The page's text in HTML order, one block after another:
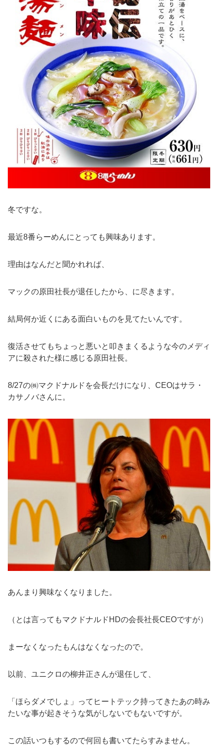
冬ですな。
最近8番らーめんにとっても興味あります。
理由はなんだと聞かれれば、
マックの原田社長が退任したから、に尽きます。
結局何か近くにある面白いものを見てたいんです。
復活させてもちょっと悪いと叩きまくるような今のメディ
アに殺された様に感じる原田社長。
8/27の㈱マクドナルドを会長だけになり、CEOはサラ・
カサノバさんに。
あんまり興味なくなりました。
（とは言ってもマクドナルドHDの会長社長CEOですが）
まーなくなったもんはなくなったので。
以前、ユニクロの柳井正さんが退任して、
「ほらダメでしょ」ってヒートテック持ってきたあの時み
たいな事が起きそうな気がしないでもないですが。
この話いつもするので何回も書いてたらすみません。